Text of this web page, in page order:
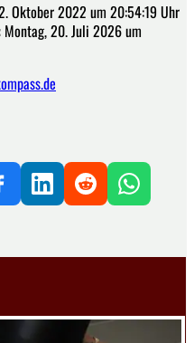
Oktober 2022 um 20:54:19 Uhr
Montag, 20. Juli 2026 um